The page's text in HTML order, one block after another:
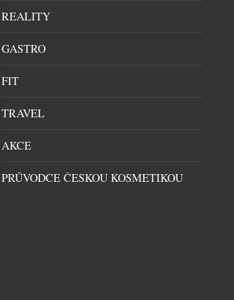
REALITY
GASTRO
FIT
TRAVEL
AKCE
PRŮVODCE ČESKOU KOSMETIKOU